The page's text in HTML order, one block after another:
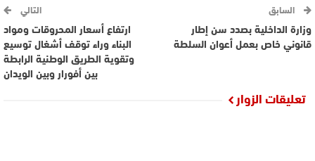
السابق
وزارة الداخلية بصدد سن إطار
قانوني خاص بعمل أعوان السلطة
التالي
ارتفاع أسعار المحروقات ومواد
البناء وراء توقف أشغال توسيع
وتقوية الطريق الوطنية الرابطة
بين أفورار وبين الويدان
تعليقات الزوار